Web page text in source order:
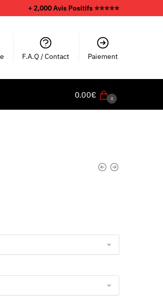
+ 2,000 Avis Positifs ⭐️⭐️⭐️⭐️⭐️
F.A.Q / Contact Paiement
0.00€ 0